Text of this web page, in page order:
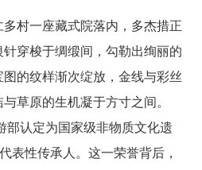
村一座藏式院落内，多杰措正
穿梭于绸缎间，勾勒出绚丽的
的纹样渐次绽放，金线与彩丝
草原的生机凝于方寸之间。
部认定为国家级非物质文化遗
表性传承人。这一荣誉背后，